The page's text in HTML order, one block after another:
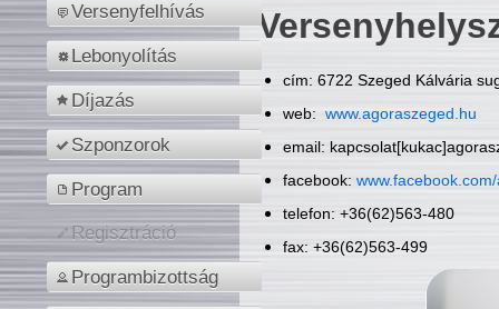
Versenyfelhívás
Lebonyolítás
Díjazás
Szponzorok
Program
Regisztráció
Programbizottság
cím: 6722 Szeged Kálvária
web: www.agoraszeged.hu
email:
facebook:
telefon: +36(62)563-480
fax: +36(62)563-499